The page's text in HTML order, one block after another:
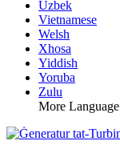
Uzbek
Vietnamese
Welsh
Xhosa
Yiddish
Yoruba
Zulu
More Language